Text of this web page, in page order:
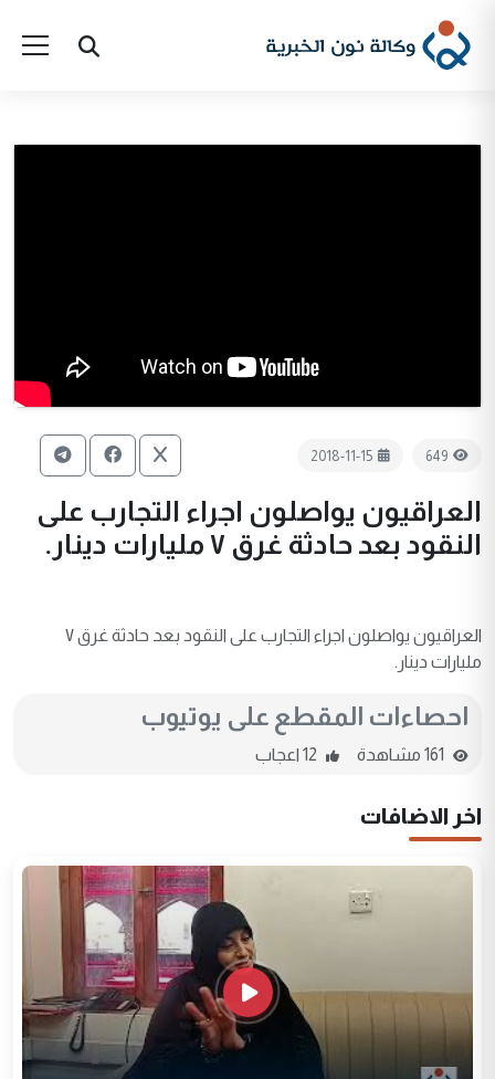
649
2018-11-15
العراقيون يواصلون اجراء التجارب على
النقود بعد حادثة غرق ٧ مليارات دينار.
العراقيون يواصلون اجراء التجارب على النقود بعد حادثة غرق ٧
مليارات دينار.
احصاءات المقطع على يوتيوب
اخر الاضافات